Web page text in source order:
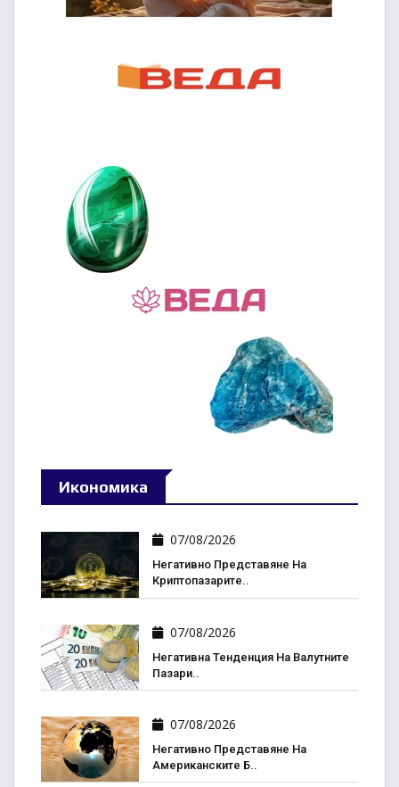
Икономика
07/08/2026
Негативно Представяне На
Криптопазарите..
07/08/2026
Негативна Тенденция На Валутните
Пазари..
07/08/2026
Негативно Представяне На
Американските Б..